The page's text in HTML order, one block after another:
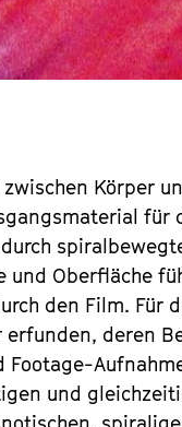
Körper
für
und Oberfläche
den Film. Für
deren
Footage-
und